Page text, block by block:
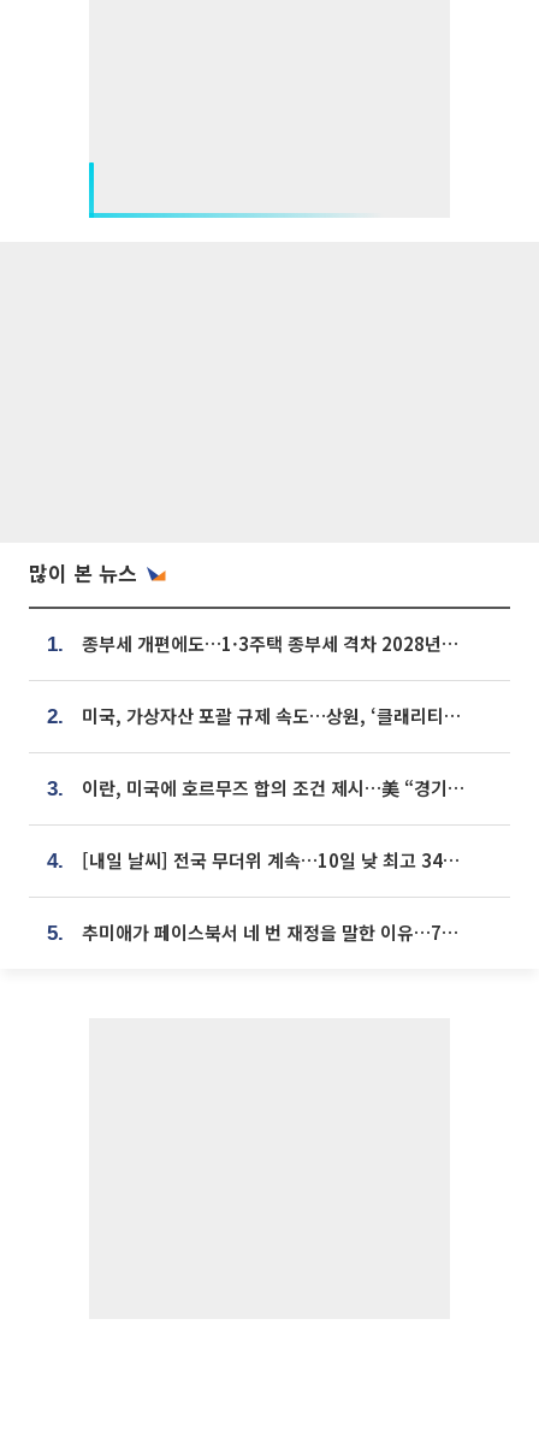
많이 본 뉴스
1. 종부세 개편에도…1·3주택 종부세 격차 2028년부터 확대
2. 미국, 가상자산 포괄 규제 속도…상원, ‘클래리티법’ 9월 절차투표 추진
3. 이란, 미국에 호르무즈 합의 조건 제시…美 “경기 아직 안 끝나” [종합]
4. [내일 날씨] 전국 무더위 계속…10일 낮 최고 34도 육박
5. 추미애가 페이스북서 네 번 재정을 말한 이유…7700억 추경 열쇠는 도의회에